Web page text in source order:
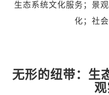
生态系统文化服务；景
化；社
无形的纽带：生